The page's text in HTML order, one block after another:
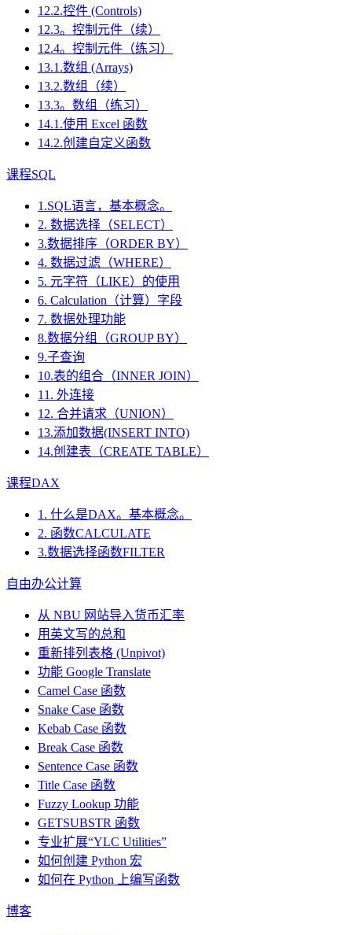
12.2.控件 (Controls)
12.3。控制元件（续）
12.4。控制元件（练习）
13.1.数组 (Arrays)
13.2.数组（续）
13.3。数组（练习）
14.1.使用 Excel 函数
14.2.创建自定义函数
课程SQL
1.SQL语言，基本概念。
2. 数据选择（SELECT）
3.数据排序（ORDER BY）
4. 数据过滤（WHERE）
5. 元字符（LIKE）的使用
6. Calculation（计算）字段
7. 数据处理功能
8.数据分组（GROUP BY）
9.子查询
10.表的组合（INNER JOIN）
11. 外连接
12. 合并请求（UNION）
13.添加数据(INSERT INTO)
14.创建表（CREATE TABLE）
课程DAX
1. 什么是DAX。基本概念。
2. 函数CALCULATE
3.数据选择函数FILTER
自由办公计算
从 NBU 网站导入货币汇率
用英文写的总和
重新排列表格 (Unpivot)
功能 Google Translate
Camel Case 函数
Snake Case 函数
Kebab Case 函数
Break Case 函数
Sentence Case 函数
Title Case 函数
Fuzzy Lookup 功能
GETSUBSTR 函数
专业扩展“YLC Utilities”
如何创建 Python 宏
如何在 Python 上编写函数
博客